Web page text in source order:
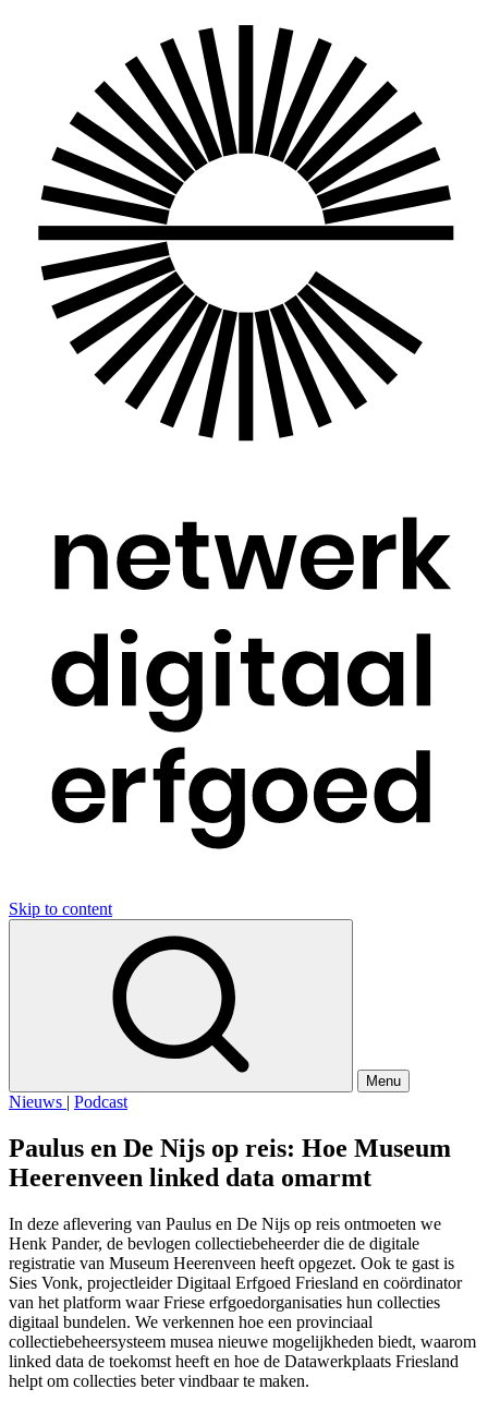
Skip to content
Menu
Nieuws | Podcast
Paulus en De Nijs op reis: Hoe Museum
Heerenveen linked data omarmt
In deze aflevering van Paulus en De Nijs op reis ontmoeten we
Henk Pander, de bevlogen collectiebeheerder die de digitale
registratie van Museum Heerenveen heeft opgezet. Ook te gast is
Sies Vonk, projectleider Digitaal Erfgoed Friesland en coördinator
van het platform waar Friese erfgoedorganisaties hun collecties
digitaal bundelen. We verkennen hoe een provinciaal
collectiebeheersysteem musea nieuwe mogelijkheden biedt, waarom
linked data de toekomst heeft en hoe de Datawerkplaats Friesland
helpt om collecties beter vindbaar te maken.